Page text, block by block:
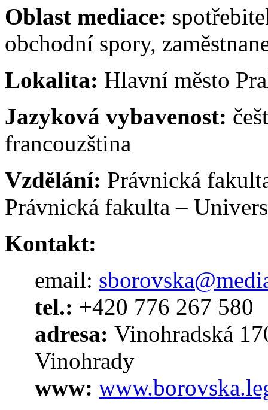
Oblast mediace:
obchodní spory,
Lokalita: Hlavní město
Jazyková vybavenost:
francouzština
Vzdělání: Právnická
Právnická fakulta –
Kontakt:
email:
tel.: +420 776 267 580
adresa: Vinohradská
Vinohrady
www: